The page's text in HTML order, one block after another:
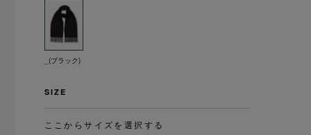
_(ブラック)
SIZE
ここからサイズを選択する